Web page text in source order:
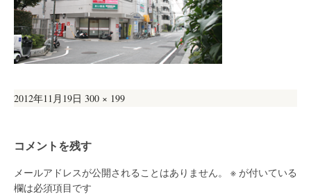
投
2012年11月19日 フ
イ
ズ
300 × 199
コメントを残す
メールアドレスが公開されることはありません。 ※ が付いている
欄は必須項目です